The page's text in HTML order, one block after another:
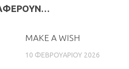
MAKE A WISH
10 ΦΕΒΡΟΥΑΡΊΟΥ 2026